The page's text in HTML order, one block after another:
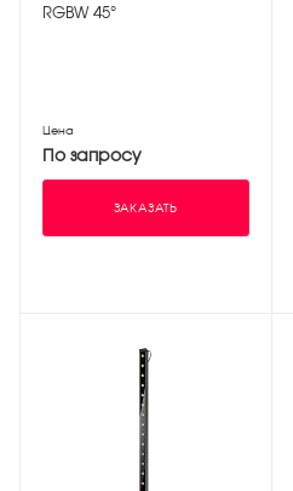
RGBW 45°
Цена
По запросу
ЗАКАЗАТЬ